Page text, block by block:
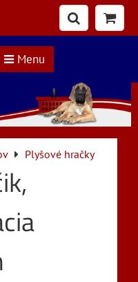
Menu
Plyšové hračky